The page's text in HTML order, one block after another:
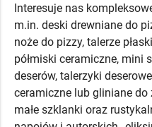
Interesuje nas
m.in. deski drewniane do
noże do pizzy, talerze
półmiski ceramiczne, mini
deserów, talerzyki
ceramiczne lub gliniane
małe szklanki oraz